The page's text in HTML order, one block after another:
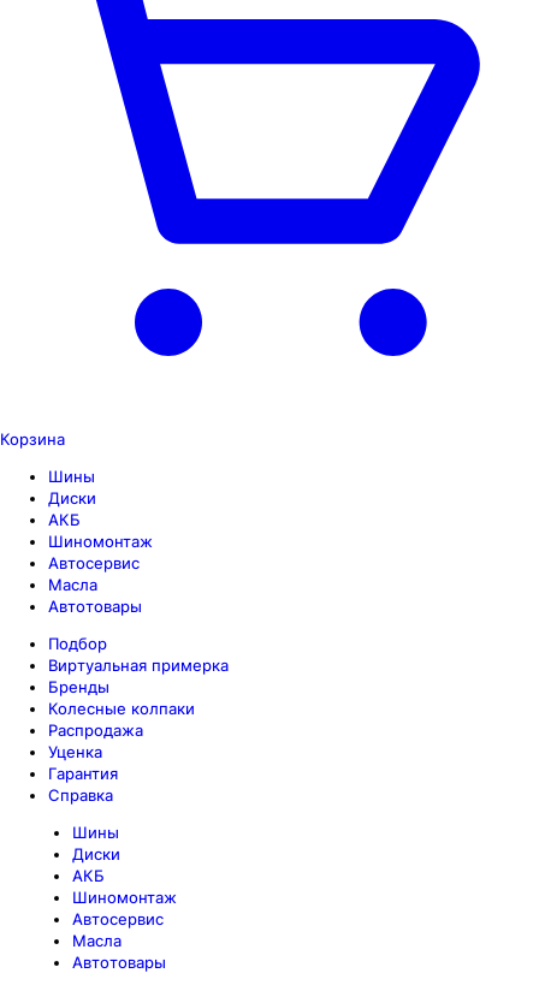
Корзина
Шины
Диски
АКБ
Шиномонтаж
Автосервис
Масла
Автотовары
Подбор
Виртуальная примерка
Бренды
Колесные колпаки
Распродажа
Уценка
Гарантия
Справка
Шины
Диски
АКБ
Шиномонтаж
Автосервис
Масла
Автотовары